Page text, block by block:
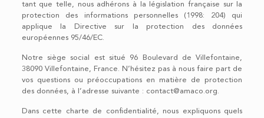
tant que telle, nous adhérons à la législation française sur la
protection des informations personnelles (1998: 204) qui
applique la Directive sur la protection des données
européennes 95/46/EC.
Notre siège social est situé 96 Boulevard de Villefontaine,
38090 Villefontaine, France. N’hésitez pas à nous faire part de
vos questions ou préoccupations en matière de protection
des données, à l’adresse suivante : contact@amaco.org.
Dans cette charte de confidentialité, nous expliquons quels